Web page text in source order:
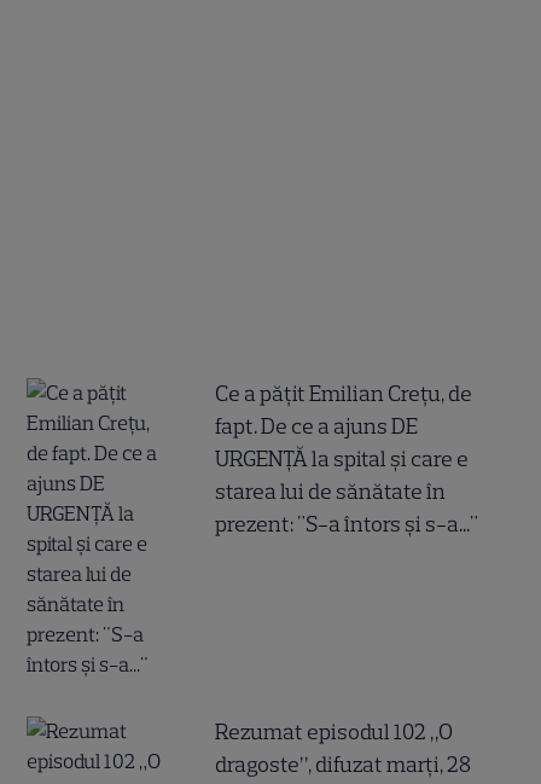
Ce a pățit Emilian Crețu, de
fapt. De ce a ajuns DE
URGENȚĂ la spital și care e
starea lui de sănătate în
prezent: "S-a întors și s-a..."
Rezumat episodul 102 „O
dragoste”, difuzat marți, 28